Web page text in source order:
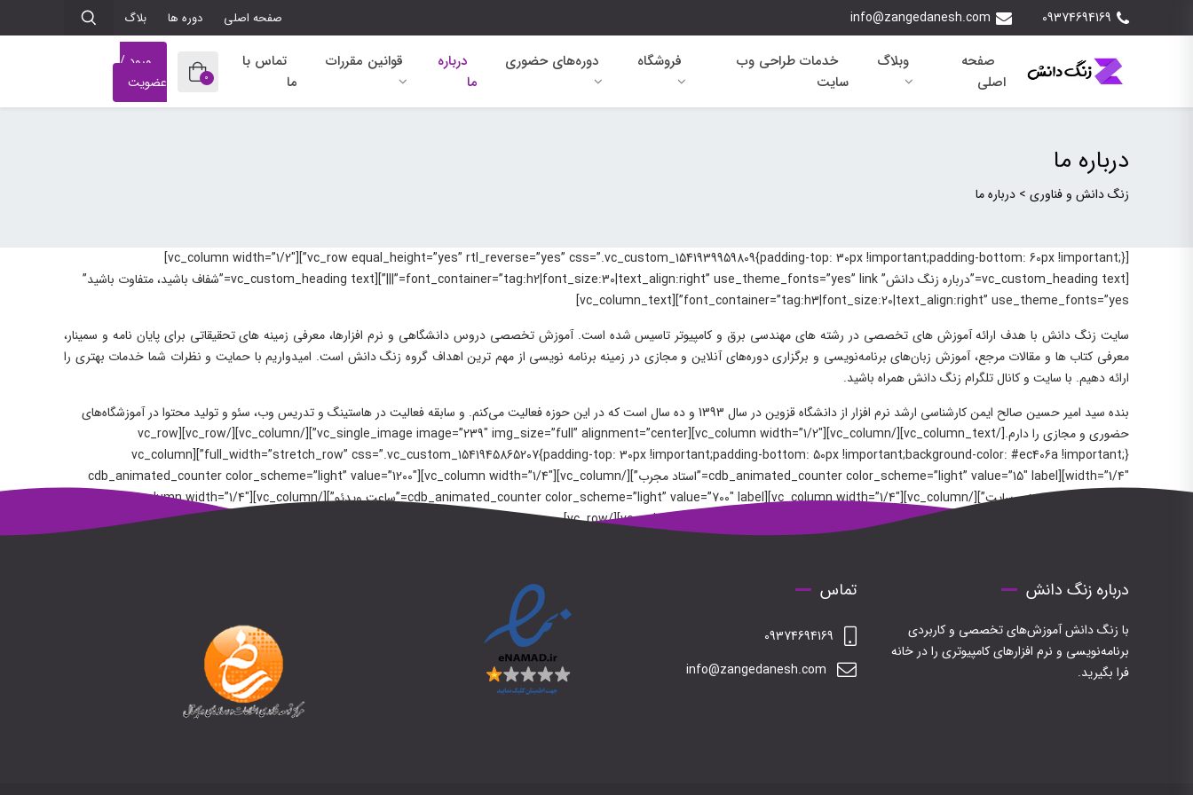
09374694169
info@zangedanesh.com صفحه اصلی دوره ها بلاگ
صفحه
اصلی
وبلاگ
خدمات طراحی وب
سایت
فروشگاه دوره‌های حضوری
درباره
ما
قوانین مقررات
تماس با
ما
0
ورود /
عضویت
درباره ما
زنگ دانش و فناوری > درباره ما
[vc_row equal_height=”yes” rtl_reverse=”yes” css=”.vc_custom_1541939959809{padding-top: 30px !important;padding-bottom: 60px !important;}”][vc_column width=”1/2″]
[vc_custom_heading text=”درباره زنگ دانش” font_container=”tag:h2|font_size:30|text_align:right” use_theme_fonts=”yes” link=”|||”][vc_custom_heading text=”شفاف باشید، متفاوت باشید”
font_container=”tag:h3|font_size:20|text_align:right” use_theme_fonts=”yes”][vc_column_text]
سایت زنگ دانش با هدف ارائه آموزش های تخصصی در رشته های مهندسی برق و کامپیوتر تاسیس شده است. آموزش تخصصی دروس دانشگاهی و نرم افزارها، معرفی زمینه های تحقیقاتی برای پایان نامه و سمینار،
معرفی کتاب ها و مقالات مرجع، آموزش زبان‌های برنامه‌نویسی و برگزاری دوره‌های آنلاین و مجازی در زمینه برنامه نویسی از مهم ترین اهداف گروه زنگ دانش است. امیدواریم با حمایت و نظرات شما خدمات بهتری را
ارائه دهیم. با سایت و کانال تلگرام زنگ دانش همراه باشید.
بنده سید امیر حسین صالح ایمن کارشناسی ارشد نرم افزار از دانشگاه قزوین در سال 1393 و ده سال است که در این حوزه فعالیت می‌کنم. و سابقه فعالیت در هاستینگ و تدریس وب، سئو و تولید محتوا در آموزشگاه‌های
حضوری و مجازی را دارم.[/vc_column_text][/vc_column][vc_column width=”1/2″][vc_single_image image=”239″ img_size=”full” alignment=”center”][/vc_column][/vc_row][vc_row
full_width=”stretch_row” css=”.vc_custom_1541945865207{padding-top: 30px !important;padding-bottom: 50px !important;background-color: #ec406a !important;}”][vc_column
width=”1/4″][cdb_animated_counter color_scheme=”light” value=”15″ label=”استاد مجرب”][/vc_column][vc_column width=”1/4″][cdb_animated_counter color_scheme=”light” value=”1200″
درباره زنگ دانش
با زنگ دانش آموزش‌های تخصصی و کاربردی
برنامه‌نویسی و نرم افزارهای کامپیوتری را در خانه
فرا بگیرید.
تماس
09374694169
info@zangedanesh.com